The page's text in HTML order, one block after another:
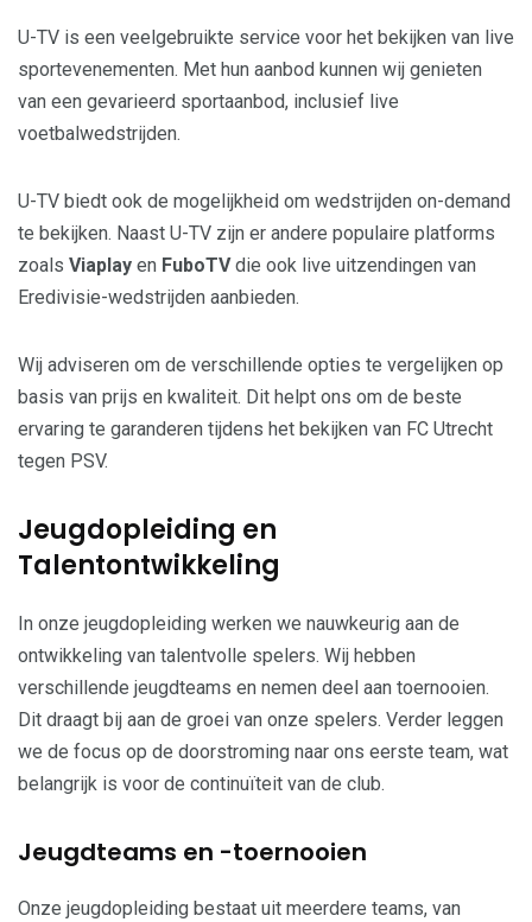
U-TV is een veelgebruikte service voor het bekijken van live
sportevenementen. Met hun aanbod kunnen wij genieten
van een gevarieerd sportaanbod, inclusief live
voetbalwedstrijden.
U-TV biedt ook de mogelijkheid om wedstrijden on-demand
te bekijken. Naast U-TV zijn er andere populaire platforms
zoals Viaplay en FuboTVdie ook live uitzendingen van
Eredivisie-wedstrijden aanbieden.
Wij adviseren om de verschillende opties te vergelijken op
basis van prijs en kwaliteit. Dit helpt ons om de beste
ervaring te garanderen tijdens het bekijken van FC Utrecht
tegen PSV.
Jeugdopleiding en
Talentontwikkeling
In onze jeugdopleiding werken we nauwkeurig aan de
ontwikkeling van talentvolle spelers. Wij hebben
verschillende jeugdteams en nemen deel aan toernooien.
Dit draagt bij aan de groei van onze spelers. Verder leggen
we de focus op de doorstroming naar ons eerste team, wat
belangrijk is voor de continuïteit van de club.
Jeugdteams en -toernooien
Onze jeugdopleiding bestaat uit meerdere teams, van